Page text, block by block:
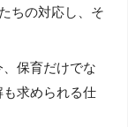
ちの対応し、そ
保育だけでな
も求められる仕